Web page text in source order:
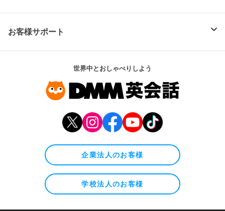
お客様サポート
世界中とおしゃべりしよう
企業法人のお客様
学校法人のお客様